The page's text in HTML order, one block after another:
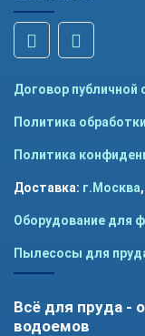
Договор публичной
Политика
Политика
Доставка: г.Москва,
Оборудование для
Пылесосы для
Всё для пруда -
водоемов